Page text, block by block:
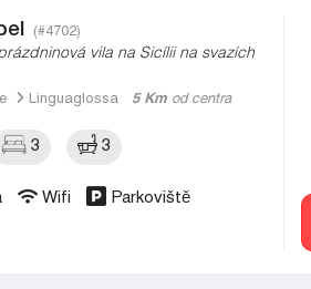
(#4702)
vila na Sicílii na svazích
Linguaglossa 5 Km od centra
3 3
Wifi Parkoviště